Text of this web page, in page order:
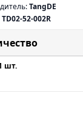
TangDE
TD02-52-002R
шт.